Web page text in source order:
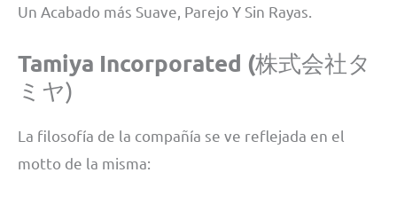
Un Acabado más Suave, Parejo Y Sin Rayas.
Tamiya Incorporated (株式会社タ
ミヤ)
La filosofía de la compañía se ve reflejada en el
motto de la misma: